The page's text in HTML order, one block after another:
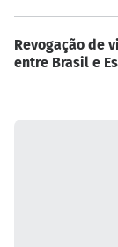
Revogação de
entre Brasil e